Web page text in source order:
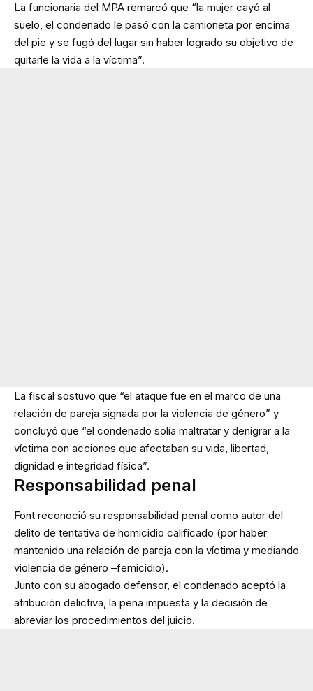
La funcionaria del MPA remarcó que “la mujer cayó al
suelo, el condenado le pasó con la camioneta por encima
del pie y se fugó del lugar sin haber logrado su objetivo de
quitarle la vida a la víctima”.
La fiscal sostuvo que “el ataque fue en el marco de una
relación de pareja signada por la violencia de género” y
concluyó que “el condenado solía maltratar y denigrar a la
víctima con acciones que afectaban su vida, libertad,
dignidad e integridad física”.
Responsabilidad penal
Font reconoció su responsabilidad penal como autor del
delito de tentativa de homicidio calificado (por haber
mantenido una relación de pareja con la víctima y mediando
violencia de género –femicidio).
Junto con su abogado defensor, el condenado aceptó la
atribución delictiva, la pena impuesta y la decisión de
abreviar los procedimientos del juicio.